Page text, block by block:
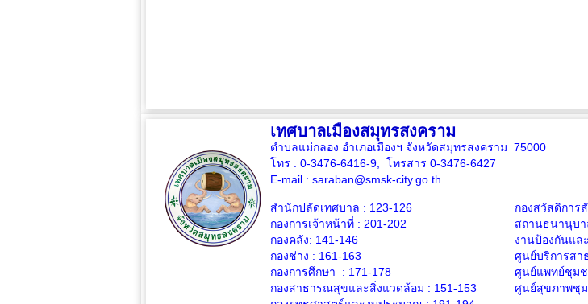
เทศบาลเมืองสมุทรสงคราม
ตำบลแม่กลอง อำเภอเมืองฯ จังหวัดสมุทรสงคราม 75000
โทร : 0-3476-6416-9, โทรสาร 0-3476-6427
E-mail : saraban@smsk-city.go.th
สำนักปลัดเทศบาล : 123-126
กองการเจ้าหน้าที่ : 201-202
กองคลัง: 141-146
กองช่าง : 161-163
กองการศึกษา : 171-178
กองสาธารณสุขและสิ่งแวดล้อม : 151-153
กองสวัสดิการ
สถานธนานุบา
งานป้องกันแล
ศูนย์บริการสา
ศูนย์แพทย์ชุม
ศูนย์สุขภาพชุม